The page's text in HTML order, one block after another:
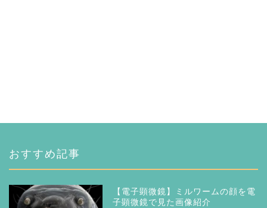
おすすめ記事
【電子顕微鏡】ミルワームの顔を電
子顕微鏡で見た画像紹介